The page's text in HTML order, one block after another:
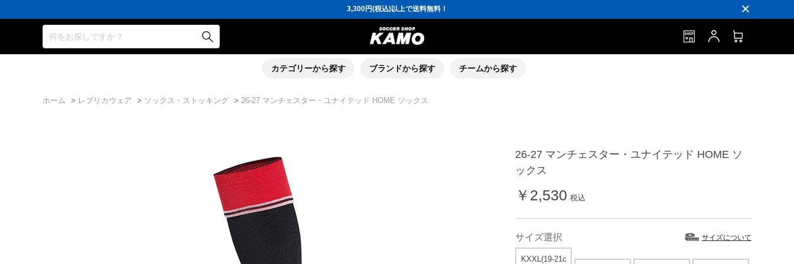
3,300円(税込)以上で送料無料！
ポイント還元率5％！プレミア会員は7％
会員の方にはお誕生月に「10％OFFクーポン」プレゼント！
16,000円(税込)以上でシューズケースプレゼント！
3,300円(税込)以上で送料無料！
ポイント還元率5％！プレミア会員は7％
16,000円(税込)以上でシューズケースプレゼント！
何をお探しですか？
カテゴリーから探す ブランドから探す チームから探す
ホーム > レプリカウェア > ソックス・ストッキング > 26-27 マンチェスター・ユナイテッド HOME ソックス
26-27 マンチェスター・ユナイテッド HOME ソ
ックス
￥2,530 税込
サイズ選択 サイズについて
KXXL(19-21c